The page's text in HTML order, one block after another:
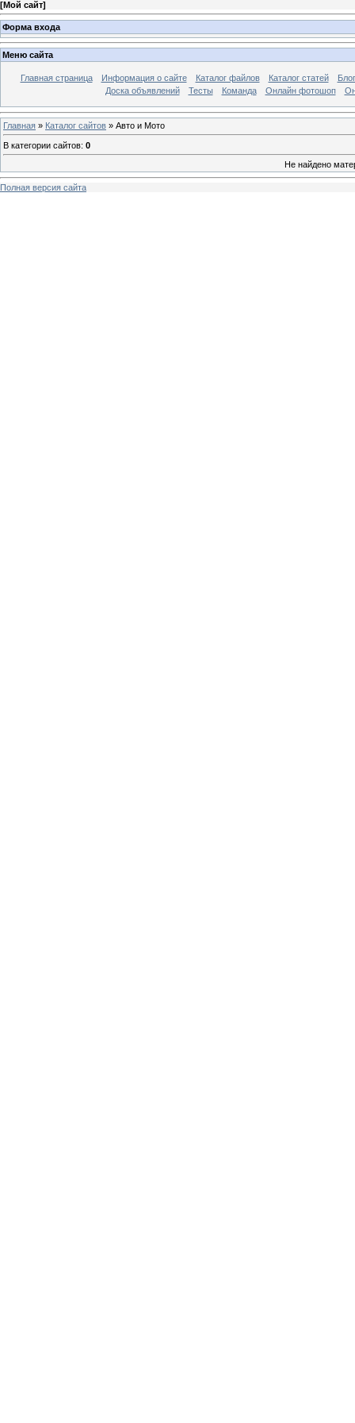
[Мой сайт]
Форма входа
Меню сайта
Главная страница Информация о сайте Каталог файлов Каталог статей
Блог
Доска объявлений
Тесты Команда Онлайн фотошоп
Главная » Каталог сайтов » Авто и Мото
В категории сайтов: 0
Не найдено
Полная версия сайта